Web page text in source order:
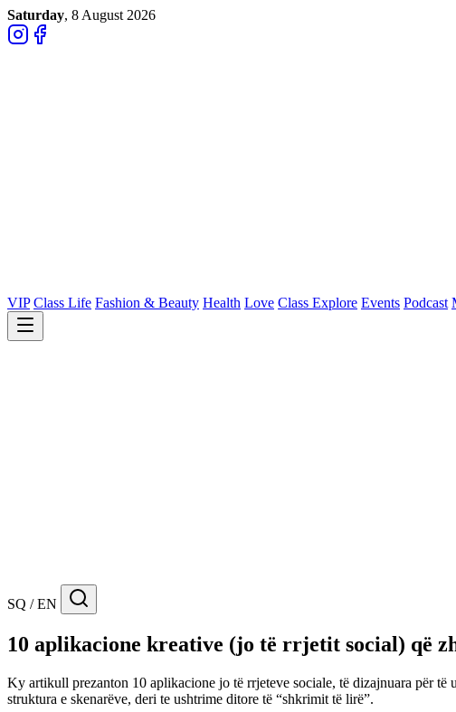
Saturday, 8 August 2026
VIP Class Life Fashion & Beauty Health Love Class Explore Events Podcast
SQ / EN
10 aplikacione kreative (jo të rrjetit social) që
Ky artikull prezanton 10 aplikacione jo të rrjeteve sociale, të dizajnuara për
struktura e skenarëve, deri te ushtrime ditore të “shkrimit të lirë”.